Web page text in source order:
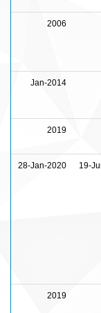
2006
Jan-2014
2019
28-Jan-2020 19-
2019